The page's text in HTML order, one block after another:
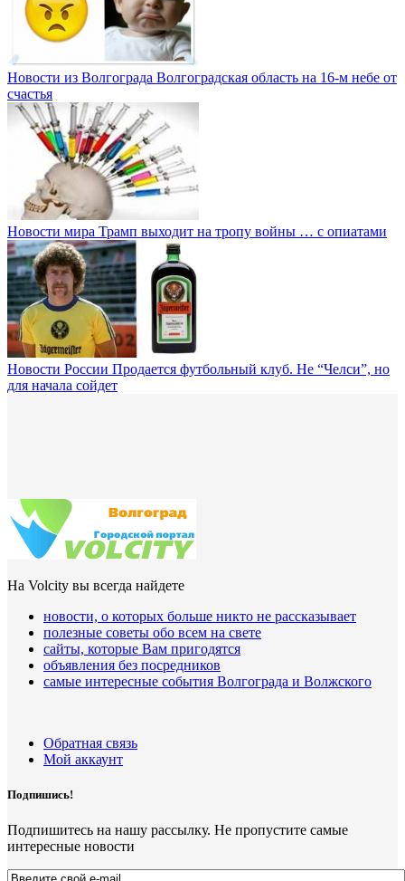
Новости из Волгограда Волгоградская область на 16-м небе от
счастья
Новости мира Трамп выходит на тропу войны … с опиатами
Новости России Продается футбольный клуб. Не “Челси”, но
для начала сойдет
На Volcity вы всегда найдете
новости, о которых больше никто не рассказывает
полезные советы обо всем на свете
сайты, которые Вам пригодятся
объявления без посредников
самые интересные события Волгограда и Волжского
Обратная связь
Мой аккаунт
Подпишись!
Подпишитесь на нашу рассылку. Не пропустите самые
интересные новости